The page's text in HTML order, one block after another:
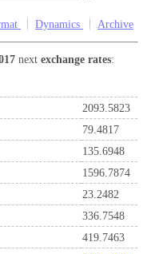
Dynamics Archive
nextexchange rates:
2093.5823
79.4817
135.6948
1596.7874
23.2482
336.7548
419.7463